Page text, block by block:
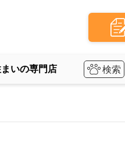
いの専門店